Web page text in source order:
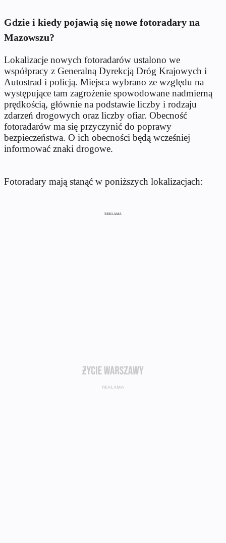
Gdzie i kiedy pojawią się nowe fotoradary na
Mazowszu?
Lokalizacje nowych fotoradarów ustalono we
współpracy z Generalną Dyrekcją Dróg Krajowych i
Autostrad i policją. Miejsca wybrano ze względu na
występujące tam zagrożenie spowodowane nadmierną
prędkością, głównie na podstawie liczby i rodzaju
zdarzeń drogowych oraz liczby ofiar. Obecność
fotoradarów ma się przyczynić do poprawy
bezpieczeństwa. O ich obecności będą wcześniej
informować znaki drogowe.
Fotoradary mają stanąć w poniższych lokalizacjach:
REKLAMA